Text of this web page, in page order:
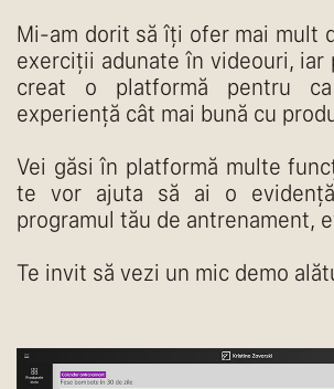
Mi-am dorit să îți ofer mai mult
exerciții adunate în videouri, iar
creat o platformă pentru
experiență cât mai bună cu
Vei găsi în platformă multe
te vor ajuta să ai o
programul tău de antrenament,
Te invit să vezi un mic demo